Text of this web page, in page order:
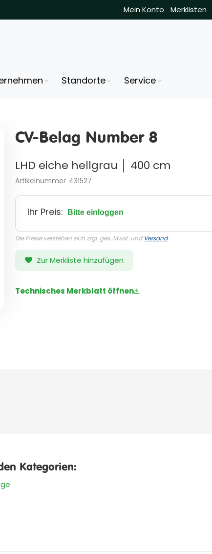
Mein Konto Merklisten
Standorte Service
CV-Belag Number 8
LHD eiche hellgrau │ 400 cm
Artikelnummer 431527
Ihr Preis: Bitte einloggen
Die Preise verstehen sich zzgl. ges. Mwst. und Versand.
Zur Merkliste hinzufügen
Technisches Merkblatt öffnen
Kategorien: